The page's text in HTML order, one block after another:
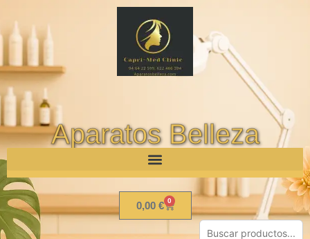
Aparatos Belleza
0,00 € 0